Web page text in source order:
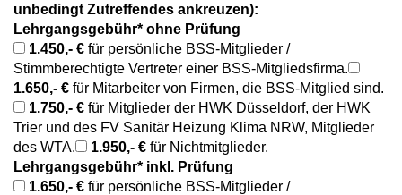
unbedingt Zutreffendes ankreuzen):
Lehrgangsgebühr* ohne Prüfung
1.450,- € für persönliche BSS-Mitglieder /
Stimmberechtigte Vertreter einer BSS-Mitgliedsfirma.
1.650,- € für Mitarbeiter von Firmen, die BSS-Mitglied sind.
1.750,- € für Mitglieder der HWK Düsseldorf, der HWK
Trier und des FV Sanitär Heizung Klima NRW, Mitglieder
des WTA.
1.950,- € für Nichtmitglieder.
Lehrgangsgebühr* inkl. Prüfung
1.650,- € für persönliche BSS-Mitglieder /